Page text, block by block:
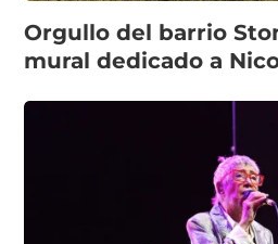
Orgullo del barrio
mural dedicado a